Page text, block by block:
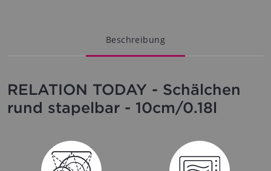
Beschreibung
RELATION TODAY - Schälchen
rund stapelbar - 10cm/0.18l